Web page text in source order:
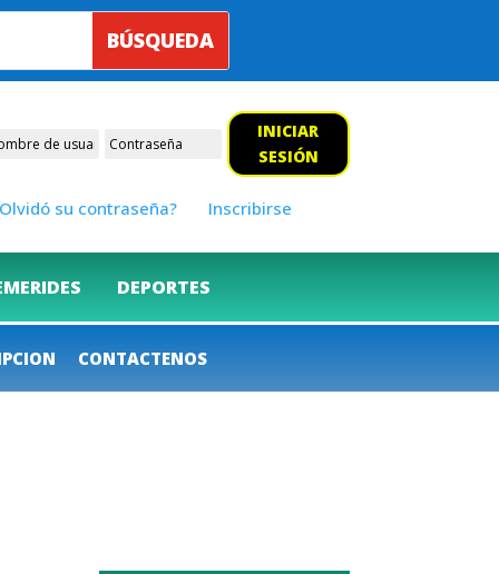
INICIAR
SESIÓN
su contraseña? Inscribirse
DEPORTES
CONTACTENOS